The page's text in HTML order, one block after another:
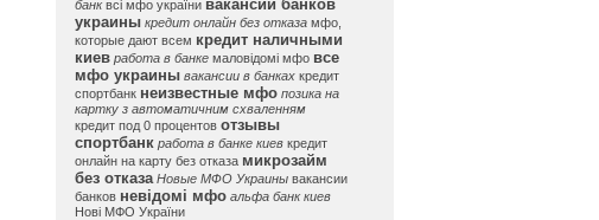
банк всі мфо україни вакансии банков
украины кредит онлайн без отказа мфо,
которые дают всем кредит наличными
киев работа в банке маловідомі мфо все
мфо украины вакансии в банках кредит
спортбанк неизвестные мфо позика на
картку з автоматичним схваленням
кредит под 0 процентов отзывы
спортбанк работа в банке киев кредит
онлайн на карту без отказа микрозайм
без отказа Новые МФО Украины вакансии
банков невідомі мфо альфа банк киев
Нові МФО України